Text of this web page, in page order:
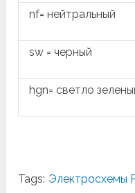
nf= нейтральный
sw = черный
hgn= светло
Tags: Электросхемы